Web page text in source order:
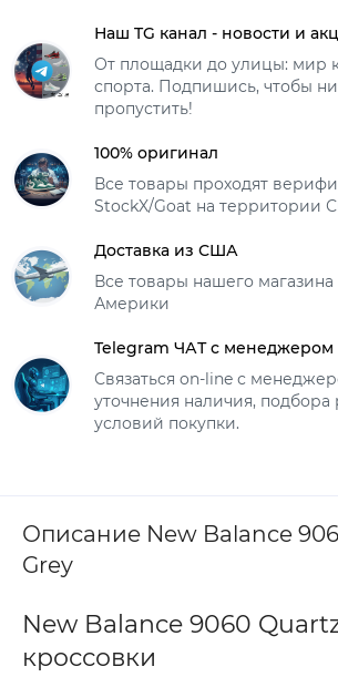
Наш TG канал - новости и
От площадки до улицы: мир
спорта. Подпишись, чтобы
пропустить!
100% оригинал
Все товары проходят
StockX/Goat на территории
Доставка из США
Все товары нашего магазина
Америки
Telegram ЧАТ с менеджером
Связаться on-line с
уточнения наличия, подбора
условий покупки.
Описание New Balance
Grey
New Balance 9060
кроссовки